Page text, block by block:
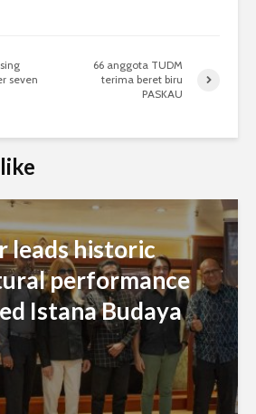
seven
66 anggota TUDM
terima beret biru
PASKAU
leads historic
performance
Istana Budaya